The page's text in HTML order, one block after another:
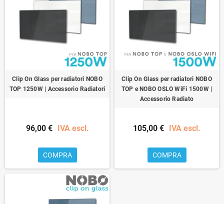
Clip On Glass per radiatori NOBO
TOP 1250W | Accessorio Radiatori
96,00 € IVA escl.
COMPRA
Clip On Glass per radiatori NOBO
TOP e NOBO OSLO WiFi 1500W |
Accessorio Radiato
105,00 € IVA escl.
COMPRA